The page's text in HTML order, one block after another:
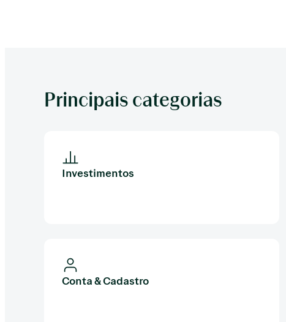
Principais categorias
Investimentos
Conta & Cadastro